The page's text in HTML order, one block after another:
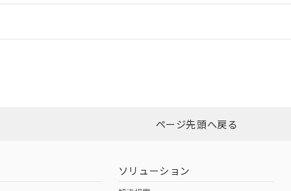
ダウンロードはこちら
（日本
（アメリカ
ページ先頭へ戻る
ソリューション